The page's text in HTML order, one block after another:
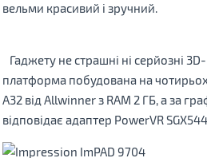
вельми красивий і зручний.
Гаджету не страшні ні серйозні
платформа побудована на
A32 від Allwinner з RAM 2 ГБ, а за
відповідає адаптер PowerVR